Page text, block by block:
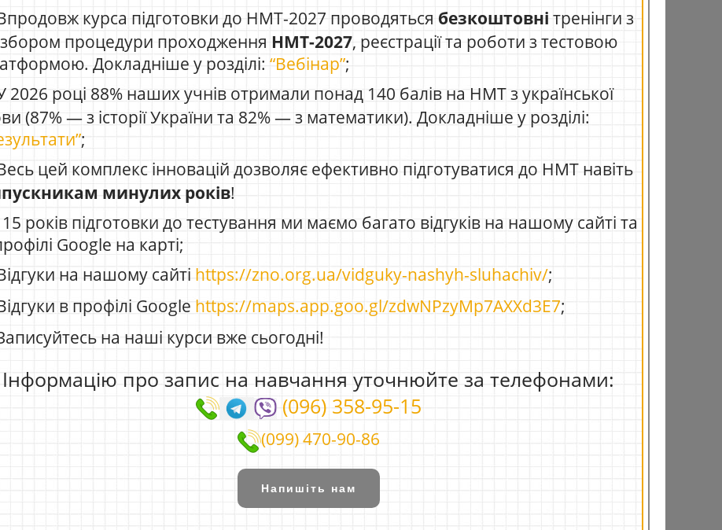
курса підготовки до НМТ-2027 проводяться безкоштовні тренінги з
процедури проходження НМТ-2027, реєстрації та роботи з тестовою
Докладніше у розділі: “Вебінар”;
2026 році 88% наших учнів отримали понад 140 балів на НМТ з української
(87% — з історії України та 82% — з математики). Докладніше у розділі:
;
цей комплекс інновацій дозволяє ефективно підготуватися до НМТ навіть
минулих років!
років підготовки до тестування ми маємо багато відгуків на нашому сайті та
Google на карті;
на нашому сайті https://zno.org.ua/vidguky-nashyh-sluhachiv/;
в профілі Google https://maps.app.goo.gl/zdwNPzyMp7AXXd3E7;
на наші курси вже сьогодні!
Інформацію про запис на навчання уточнюйте за телефонами:
(096) 358-95-15
(099) 470-90-86
Напишіть нам